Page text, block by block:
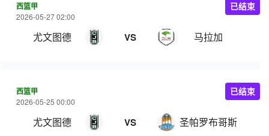
西篮甲
2026-05-27 02:00
尤文图德 VS 马拉加
已结束
西篮甲
2026-05-25 00:00
尤文图德 VS 圣帕罗布哥斯
已结束